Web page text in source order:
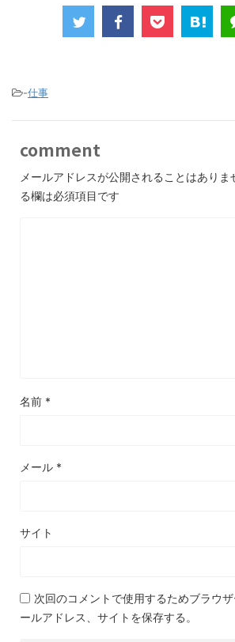
-仕事
comment
メールアドレスが公開されることはありま
る欄は必須項目です
名前 *
メール *
サイト
次回のコメントで使用するためブラウ
ールアドレス、サイトを保存する。